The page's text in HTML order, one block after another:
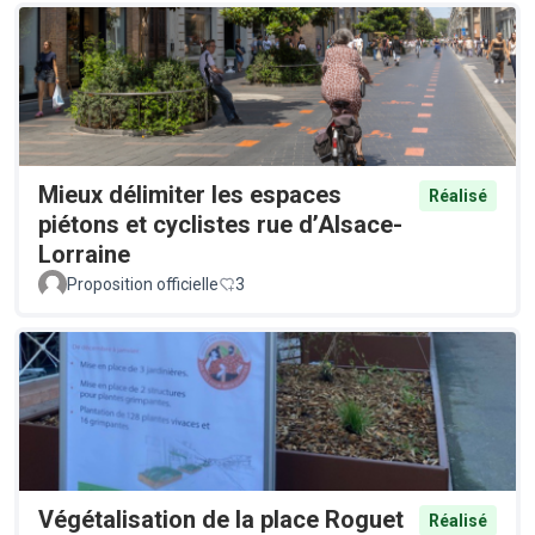
Mieux délimiter les espaces
piétons et cyclistes rue d’Alsace-
Lorraine
Réalisé
Proposition officielle 3
Végétalisation de la place Roguet
Réalisé